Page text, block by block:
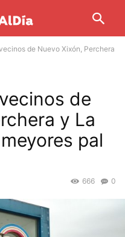
de Nuevo Xixón, Perchera
de
y La
pal
0
666